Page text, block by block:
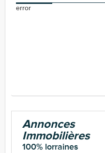
error
Annonces
Immobilières
100% lorraines